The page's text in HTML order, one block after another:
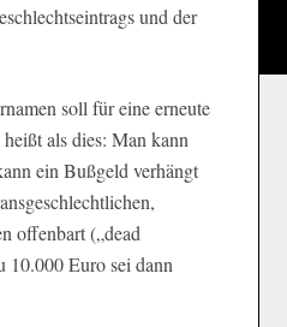
und der
soll für eine erneute
als dies: Man kann
ein Bußgeld verhängt
offenbart („dead
10.000 Euro sei dann